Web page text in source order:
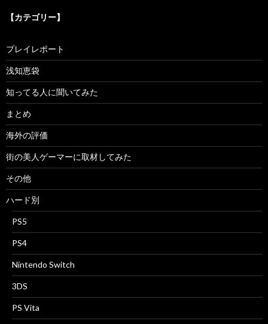
【カテゴリー】
プレイレポート
浅知恵袋
知ってる人に聞いてみた
まとめ
海外の評価
街の美人ゲーマーに取材してみた
その他
ハード別
PS5
PS4
Nintendo Switch
3DS
PS Vita